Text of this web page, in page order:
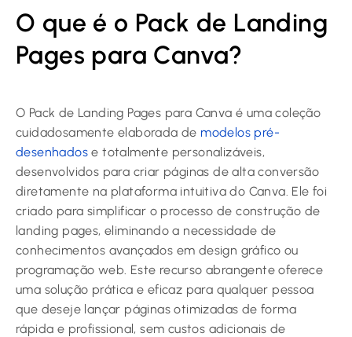
O que é o Pack de Landing
Pages para Canva?
O Pack de Landing Pages para Canva é uma coleção
cuidadosamente elaborada de modelos pré-
desenhados e totalmente personalizáveis,
desenvolvidos para criar páginas de alta conversão
diretamente na plataforma intuitiva do Canva. Ele foi
criado para simplificar o processo de construção de
landing pages, eliminando a necessidade de
conhecimentos avançados em design gráfico ou
programação web. Este recurso abrangente oferece
uma solução prática e eficaz para qualquer pessoa
que deseje lançar páginas otimizadas de forma
rápida e profissional, sem custos adicionais de